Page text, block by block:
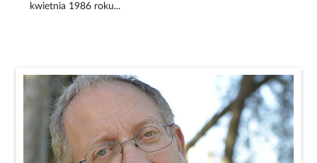
kwietnia 1986 roku...